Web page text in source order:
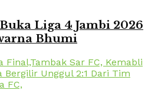
Liga 4 Jambi 2026
Bhumi